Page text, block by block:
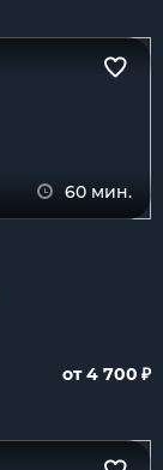
60 мин.
от 4 700 ₽